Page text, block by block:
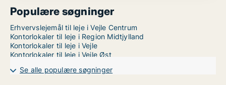
Populære søgninger
Erhvervslejemål til leje i Vejle Centrum
Kontorlokaler til leje i Region Midtjylland
Kontorlokaler til leje i Vejle
Kontorlokaler til leje i Vejle Øst
Se alle populære søgninger